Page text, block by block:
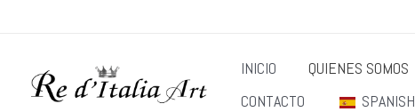
contenido
INICIO QUIENES SOMOS
CONTACTO
SPANISH